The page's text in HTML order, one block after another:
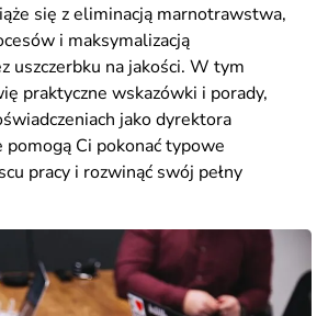
się z eliminacją marnotrawstwa,
i maksymalizacją
uszczerbku na jakości. W tym
praktyczne wskazówki i porady,
jako dyrektora
Ci pokonać typowe
pracy i rozwinąć swój pełny